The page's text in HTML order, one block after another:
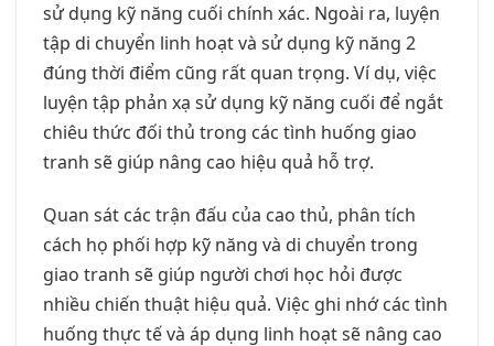
sử dụng kỹ năng cuối chính xác. Ngoài ra, luyện
tập di chuyển linh hoạt và sử dụng kỹ năng 2
đúng thời điểm cũng rất quan trọng. Ví dụ, việc
luyện tập phản xạ sử dụng kỹ năng cuối để ngắt
chiêu thức đối thủ trong các tình huống giao
tranh sẽ giúp nâng cao hiệu quả hỗ trợ.
Quan sát các trận đấu của cao thủ, phân tích
cách họ phối hợp kỹ năng và di chuyển trong
giao tranh sẽ giúp người chơi học hỏi được
nhiều chiến thuật hiệu quả. Việc ghi nhớ các tình
huống thực tế và áp dụng linh hoạt sẽ nâng cao